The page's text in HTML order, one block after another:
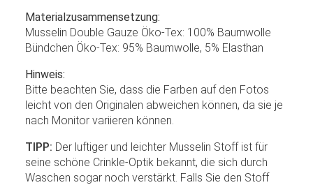
Materialzusammensetzung:
Musselin Double Gauze Öko-Tex: 100% Baumwolle
Bündchen Öko-Tex: 95% Baumwolle, 5% Elasthan
Hinweis:
Bitte beachten Sie, dass die Farben auf den Fotos
leicht von den Originalen abweichen können, da sie je
nach Monitor variieren können.
TIPP: Der luftiger und leichter Musselin Stoff ist für
seine schöne Crinkle-Optik bekannt, die sich durch
Waschen sogar noch verstärkt. Falls Sie den Stoff